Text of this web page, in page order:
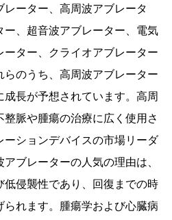
ーター、高周波アブレータ
、超音波アブレーター、電気
ター、クライオアブレーター
のうち、高周波アブレーター
長が予想されています。高周
脈や腫瘍の治療に広く使用さ
ションデバイスの市場リーダ
ブレーターの人気の理由は、
侵襲性であり、回復までの時
れます。腫瘍学および心臓病